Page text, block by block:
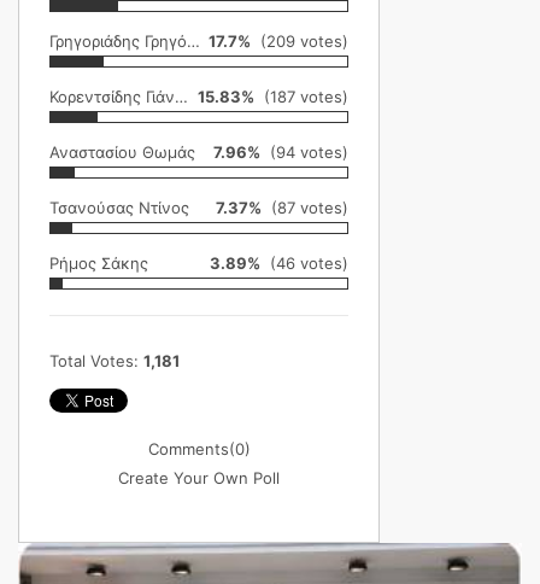
Γρηγοριάδης Γρηγόρης 17.7% (209 votes)
Κορεντσίδης Γιάννης 15.83% (187 votes)
Αναστασίου Θωμάς 7.96% (94 votes)
Τσανούσας Ντίνος 7.37% (87 votes)
Ρήμος Σάκης 3.89% (46 votes)
Total Votes: 1,181
Comments(0)
Create Your Own Poll